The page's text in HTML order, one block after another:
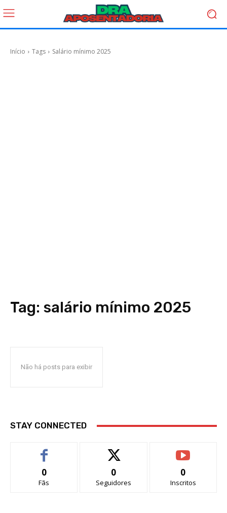
Início Tags Salário mínimo 2025
Tag: salário mínimo 2025
Não há posts para exibir
STAY CONNECTED
0
Fãs
0
Seguidores
0
Inscritos